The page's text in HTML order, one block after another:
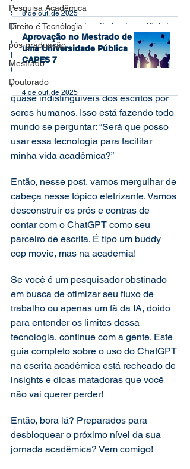
Pesquisa Acadêmica
Direito e Tecnologia
pós-graduação
Mestrado
Doutorado
superpoder para ajudar nessa corrida?
Estou falando da inteligência artificial,
especificamente de modelos de
linguagem como o ChatGPT da
OpenAI. Este bad boy da tecnologia
está mudando o jogo, gerando textos
quase indistinguíveis dos escritos por
seres humanos. Isso está fazendo todo
mundo se perguntar: “Será que posso
usar essa tecnologia para facilitar
minha vida acadêmica?”
Então, nesse post, vamos mergulhar de
cabeça nesse tópico eletrizante. Vamos
desconstruir os prós e contras de
contar com o ChatGPT como seu
parceiro de escrita. É tipo um buddy
cop movie, mas na academia!
Se você é um pesquisador obstinado
em busca de otimizar seu fluxo de
trabalho ou apenas um fã da IA, doido
para entender os limites dessa
tecnologia, continue com a gente. Este
guia completo sobre o uso do ChatGPT
na escrita acadêmica está recheado de
insights e dicas matadoras que você
não vai querer perder!
Então, bora lá? Preparados para
desbloquear o próximo nível da sua
jornada acadêmica? Vem comigo!
8 de out. de 2025
Aprovação no Mestrado de
uma Universidade Pública
CAPES 7
4 de out. de 2025